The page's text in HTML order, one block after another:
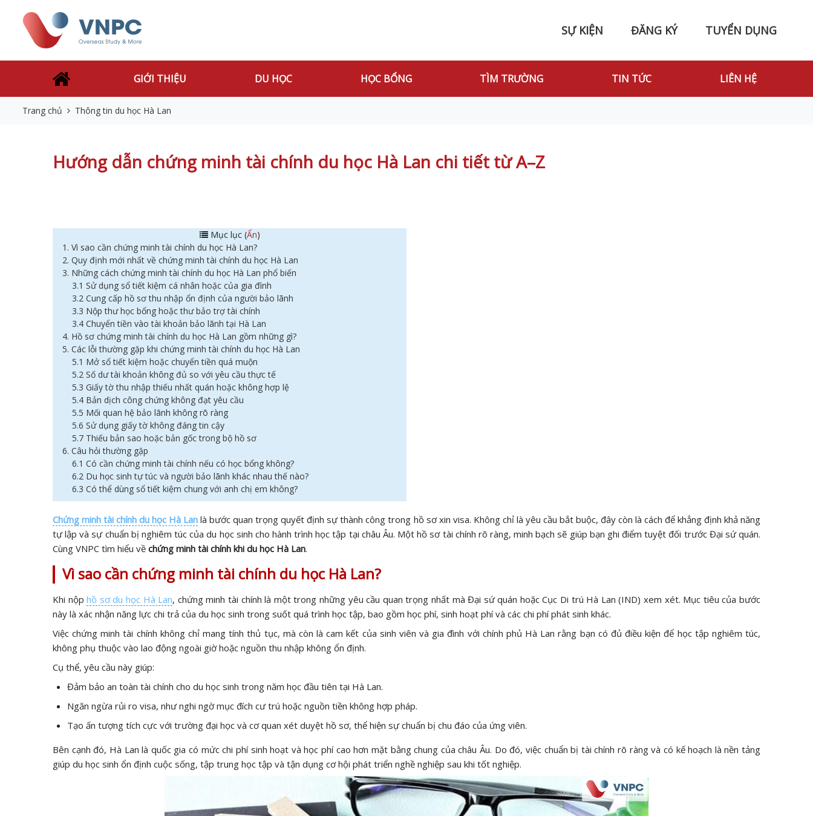
SỰ KIỆN ĐĂNG KÝ TUYỂN DỤNG
GIỚI THIỆU DU HỌC HỌC BỔNG TÌM TRƯỜNG TIN TỨC LIÊN HỆ
Trang chủ Thông tin du học Hà Lan
Hướng dẫn chứng minh tài chính du học Hà Lan chi tiết từ A–Z
Mục lục (Ẩn)
1. Vì sao cần chứng minh tài chính du học Hà Lan?
2. Quy định mới nhất về chứng minh tài chính du học Hà Lan
3. Những cách chứng minh tài chính du học Hà Lan phổ biến
3.1 Sử dụng sổ tiết kiệm cá nhân hoặc của gia đình
3.2 Cung cấp hồ sơ thu nhập ổn định của người bảo lãnh
3.3 Nộp thư học bổng hoặc thư bảo trợ tài chính
3.4 Chuyển tiền vào tài khoản bảo lãnh tại Hà Lan
4. Hồ sơ chứng minh tài chính du học Hà Lan gồm những gì?
5. Các lỗi thường gặp khi chứng minh tài chính du học Hà Lan
5.1 Mở sổ tiết kiệm hoặc chuyển tiền quá muộn
5.2 Số dư tài khoản không đủ so với yêu cầu thực tế
5.3 Giấy tờ thu nhập thiếu nhất quán hoặc không hợp lệ
5.4 Bản dịch công chứng không đạt yêu cầu
5.5 Mối quan hệ bảo lãnh không rõ ràng
5.6 Sử dụng giấy tờ không đáng tin cậy
5.7 Thiếu bản sao hoặc bản gốc trong bộ hồ sơ
6. Câu hỏi thường gặp
6.1 Có cần chứng minh tài chính nếu có học bổng không?
6.2 Du học sinh tự túc và người bảo lãnh khác nhau thế nào?
6.3 Có thể dùng sổ tiết kiệm chung với anh chị em không?
Chứng minh tài chính du học Hà Lan là bước quan trọng quyết định sự thành công trong hồ sơ xin visa. Không chỉ là yêu cầu bắt buộc, đây còn là cách để khẳng định khả năng
tự lập và sự chuẩn bị nghiêm túc của du học sinh cho hành trình học tập tại châu Âu. Một hồ sơ tài chính rõ ràng, minh bạch sẽ giúp bạn ghi điểm tuyệt đối trước Đại sứ quán.
Cùng VNPC tìm hiểu về chứng minh tài chính khi du học Hà Lan.
Vì sao cần chứng minh tài chính du học Hà Lan?
Khi nộphồ sơ du học Hà Lan, chứng minh tài chính là một trong những yêu cầu quan trọng nhất mà Đại sứ quán hoặc Cục Di trú Hà Lan (IND) xem xét. Mục tiêu của bước
này là xác nhận năng lực chi trả của du học sinh trong suốt quá trình học tập, bao gồm học phí, sinh hoạt phí và các chi phí phát sinh khác.
Việc chứng minh tài chính không chỉ mang tính thủ tục, mà còn là cam kết của sinh viên và gia đình với chính phủ Hà Lan rằng bạn có đủ điều kiện để học tập nghiêm túc,
không phụ thuộc vào lao động ngoài giờ hoặc nguồn thu nhập không ổn định.
Cụ thể, yêu cầu này giúp:
Đảm bảo an toàn tài chính cho du học sinh trong năm học đầu tiên tại Hà Lan.
Ngăn ngừa rủi ro visa, như nghi ngờ mục đích cư trú hoặc nguồn tiền không hợp pháp.
Tạo ấn tượng tích cực với trường đại học và cơ quan xét duyệt hồ sơ, thể hiện sự chuẩn bị chu đáo của ứng viên.
Bên cạnh đó, Hà Lan là quốc gia có mức chi phí sinh hoạt và học phí cao hơn mặt bằng chung của châu Âu. Do đó, việc chuẩn bị tài chính rõ ràng và có kế hoạch là nền tảng
giúp du học sinh ổn định cuộc sống, tập trung học tập và tận dụng cơ hội phát triển nghề nghiệp sau khi tốt nghiệp.